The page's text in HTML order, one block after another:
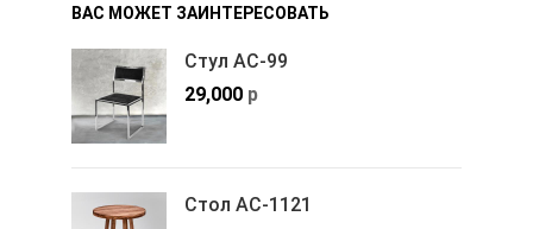
ВАС МОЖЕТ ЗАИНТЕРЕСОВАТЬ
Стул АС-99
29,000 р
Стол АС-1121